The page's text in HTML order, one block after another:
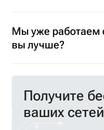
Мы уже работаем
вы лучше?
Получите
ваших сетей